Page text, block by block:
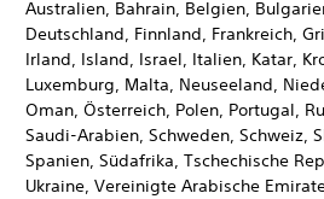
Australien, Bahrain, Belgien,
Deutschland, Finnland, Frankreich,
Irland, Island, Israel, Italien, Katar,
Luxemburg, Malta, Neuseeland,
Oman, Österreich, Polen, Portugal,
Saudi-Arabien, Schweden, Schweiz,
Spanien, Südafrika, Tschechische
Ukraine, Vereinigte Arabische